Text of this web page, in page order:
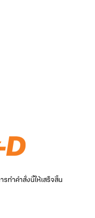
ทำคำสั่งนี้ให้เสร็จสิ้น